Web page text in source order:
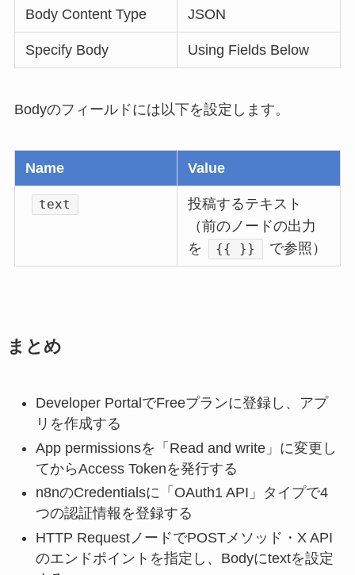
Body Content Type JSON
Specify Body Using Fields Below
Bodyのフィールドには以下を設定します。
Name Value
text
投稿するテキスト
（前のノードの出力
を
{{ }} で参照）
まとめ
Developer PortalでFreeプランに登録し、アプ
リを作成する
App permissionsを「Read and write」に変更し
てからAccess Tokenを発行する
n8nのCredentialsに「OAuth1 API」タイプで4
つの認証情報を登録する
HTTP RequestノードでPOSTメソッド・X API
のエンドポイントを指定し、Bodyにtextを設定